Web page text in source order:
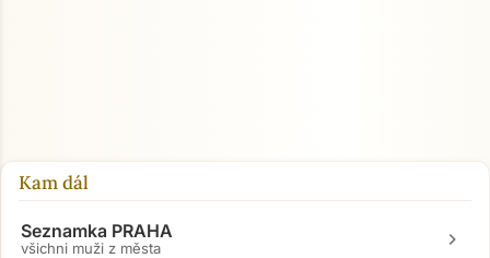
Kam dál
Seznamka PRAHA
všichni muži z města chevron_right